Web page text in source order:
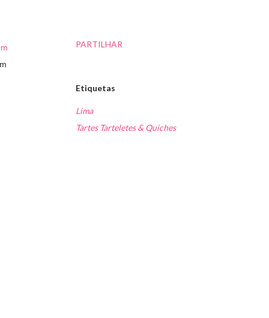
PARTILHAR
Etiquetas
Lima
Tartes Tarteletes & Quiches